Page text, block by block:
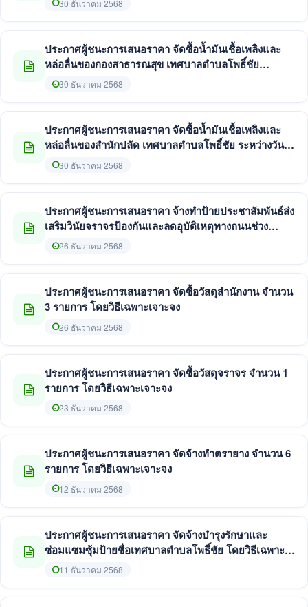
30 ธันวาคม 2568
ประกาศผู้ชนะการเสนอราคา จัดซื้อน้ำมันเชื้อเพลิงและ
หล่อลื่นของกองสาธารณสุข เทศบาลตำบลโพธิ์ชัย
ระหว่างวันที่ 1 - 31 มกราคม 2569 โดยวิธีเฉพาะเจาะจง
30 ธันวาคม 2568
ประกาศผู้ชนะการเสนอราคา จัดซื้อน้ำมันเชื้อเพลิงและ
หล่อลื่นของสำนักปลัด เทศบาลตำบลโพธิ์ชัย ระหว่างวันที่
1 - 31 มกราคม 2569 โดยวิธีเฉพาะเจาะจง
30 ธันวาคม 2568
ประกาศผู้ชนะการเสนอราคา จ้างทำป้ายประชาสัมพันธ์ส่ง
เสริมวินัยจราจรป้องกันและลดอุบัติเหตุทางถนนช่วง
เทศกาลปีใหม่ พ.ศ.2569 โดยวิธีเฉพาะเจาะจง
26 ธันวาคม 2568
ประกาศผู้ชนะการเสนอราคา จัดซื้อวัสดุสำนักงาน จำนวน
3 รายการ โดยวิธีเฉพาะเจาะจง
26 ธันวาคม 2568
ประกาศผู้ชนะการเสนอราคา จัดซื้อวัสดุจราจร จำนวน 1
รายการ โดยวิธีเฉพาะเจาะจง
23 ธันวาคม 2568
ประกาศผู้ชนะการเสนอราคา จัดจ้างทำตรายาง จำนวน 6
รายการ โดยวิธีเฉพาะเจาะจง
12 ธันวาคม 2568
ประกาศผู้ชนะการเสนอราคา จัดจ้างบำรุงรักษาและ
ซ่อมแซมซุ้มป้ายชื่อเทศบาลตำบลโพธิ์ชัย โดยวิธีเฉพาะ
เจาะจง
11 ธันวาคม 2568